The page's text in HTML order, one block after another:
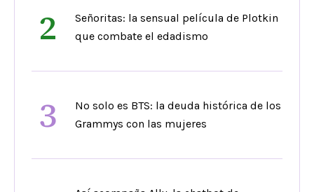
2
Señoritas: la sensual película de Plotkin
que combate el edadismo
3
No solo es BTS: la deuda histórica de los
Grammys con las mujeres